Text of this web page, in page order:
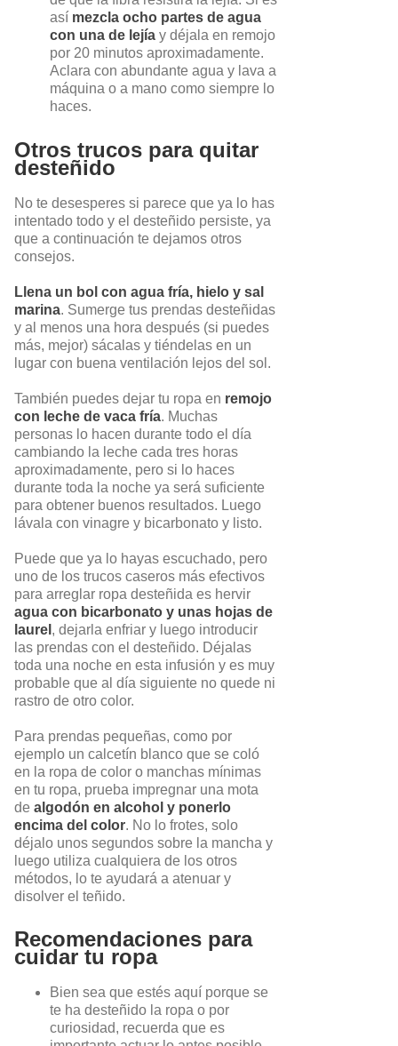
así mezcla ocho partes de agua
con una de lejía y déjala en remojo
por 20 minutos aproximadamente.
Aclara con abundante agua y lava a
máquina o a mano como siempre lo
haces.
Otros trucos para quitar
desteñido
No te desesperes si parece que ya lo has
intentado todo y el desteñido persiste, ya
que a continuación te dejamos otros
consejos.
Llena un bol con agua fría, hielo y sal
marina. Sumerge tus prendas desteñidas
y al menos una hora después (si puedes
más, mejor) sácalas y tiéndelas en un
lugar con buena ventilación lejos del sol.
También puedes dejar tu ropa en remojo
con leche de vaca fría. Muchas
personas lo hacen durante todo el día
cambiando la leche cada tres horas
aproximadamente, pero si lo haces
durante toda la noche ya será suficiente
para obtener buenos resultados. Luego
lávala con vinagre y bicarbonato y listo.
Puede que ya lo hayas escuchado, pero
uno de los trucos caseros más efectivos
para arreglar ropa desteñida es hervir
agua con bicarbonato y unas hojas de
laurel , dejarla enfriar y luego introducir
las prendas con el desteñido. Déjalas
toda una noche en esta infusión y es muy
probable que al día siguiente no quede ni
rastro de otro color.
Para prendas pequeñas, como por
ejemplo un calcetín blanco que se coló
en la ropa de color o manchas mínimas
en tu ropa, prueba impregnar una mota
de algodón en alcohol y ponerlo
encima del color. No lo frotes, solo
déjalo unos segundos sobre la mancha y
luego utiliza cualquiera de los otros
métodos, lo te ayudará a atenuar y
disolver el teñido.
Recomendaciones para
cuidar tu ropa
Bien sea que estés aquí porque se
te ha desteñido la ropa o por
curiosidad, recuerda que es